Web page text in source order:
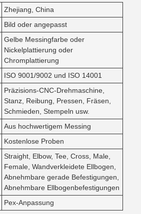
Zhejiang, China
Bild oder angepasst
Gelbe Messingfarbe oder
Nickelplattierung oder
Chromplattierung
ISO 9001/9002 und ISO 14001
Präzisions-CNC-Drehmaschine,
Stanz, Reibung, Pressen, Fräsen,
Schmieden, Stempeln usw.
Aus hochwertigem Messing
Kostenlose Proben
Straight, Elbow, Tee, Cross, Male,
Female, Wandverkleidete Ellbogen,
Abnehmbare gerade Befestigungen,
Abnehmbare Ellbogenbefestigungen
Pex-Anpassung